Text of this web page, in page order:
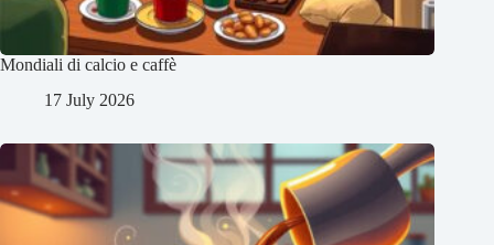
Mondiali di calcio e caffè
17 July 2026